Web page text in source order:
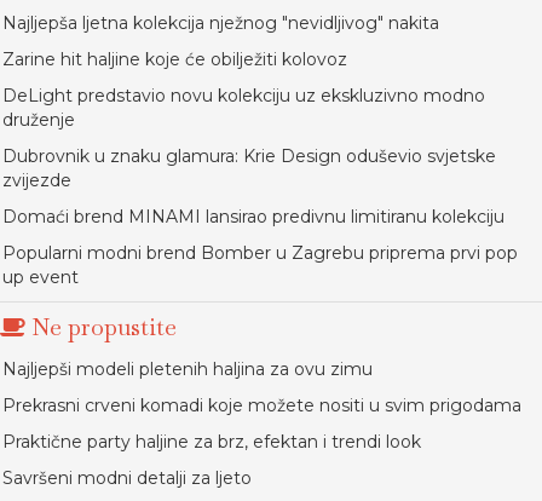
Najljepša ljetna kolekcija nježnog "nevidljivog" nakita
Zarine hit haljine koje će obilježiti kolovoz
DeLight predstavio novu kolekciju uz ekskluzivno modno
druženje
Dubrovnik u znaku glamura: Krie Design oduševio svjetske
zvijezde
Domaći brend MINAMI lansirao predivnu limitiranu kolekciju
Popularni modni brend Bomber u Zagrebu priprema prvi pop
up event
Ne propustite
Najljepši modeli pletenih haljina za ovu zimu
Prekrasni crveni komadi koje možete nositi u svim prigodama
Praktične party haljine za brz, efektan i trendi look
Savršeni modni detalji za ljeto